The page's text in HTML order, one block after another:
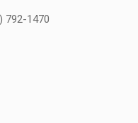
792-1470